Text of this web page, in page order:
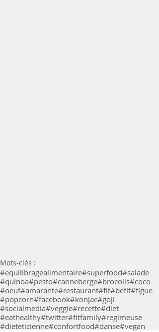
Mots-clés :
#equilibragealimentaire#superfood#salade
#quinoa#pesto#canneberge#brocolis#coco
#oeuf#amarante#restaurant#fit#befit#figue
#popcorn#facebook#konjac#goji
#socialmedia#veggie#recette#diet
#eathealthy#twitter#fitfamily#regimeuse
#dieteticienne#confortfood#danse#vegan